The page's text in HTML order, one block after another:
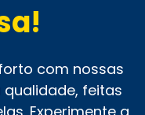
com nossas
feitas